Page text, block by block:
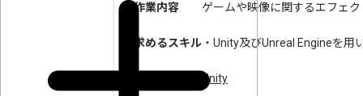
作業内容 ゲームや映像に関するエフェ
求めるスキル ・Unity及びUnreal Engineを用
Unity